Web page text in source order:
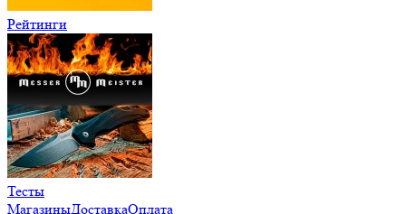
Рейтинги
Тесты
МагазиныДоставкаОплата